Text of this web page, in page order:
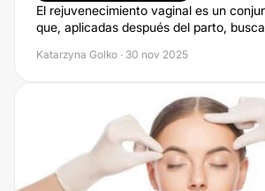
El rejuvenecimiento vaginal es un
que, aplicadas después del parto,
Katarzyna Golko · 30 nov 2025